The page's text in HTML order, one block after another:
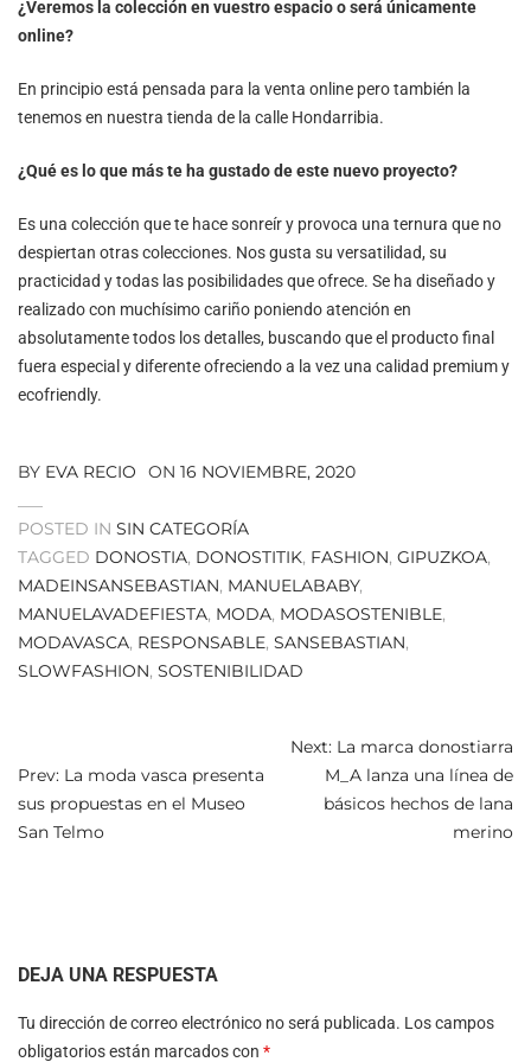
¿Veremos la colección en vuestro espacio o será únicamente
online?
En principio está pensada para la venta online pero también la
tenemos en nuestra tienda de la calle Hondarribia.
¿Qué es lo que más te ha gustado de este nuevo proyecto?
Es una colección que te hace sonreír y provoca una ternura que no
despiertan otras colecciones. Nos gusta su versatilidad, su
practicidad y todas las posibilidades que ofrece. Se ha diseñado y
realizado con muchísimo cariño poniendo atención en
absolutamente todos los detalles, buscando que el producto final
fuera especial y diferente ofreciendo a la vez una calidad premium y
ecofriendly.
BY EVA RECIO ON 16 NOVIEMBRE, 2020
POSTED IN SIN CATEGORÍA
TAGGED DONOSTIA, DONOSTITIK, FASHION, GIPUZKOA,
MADEINSANSEBASTIAN, MANUELABABY,
MANUELAVADEFIESTA, MODA, MODASOSTENIBLE,
MODAVASCA, RESPONSABLE, SANSEBASTIAN,
SLOWFASHION, SOSTENIBILIDAD
DE
ENTRADAS
Prev: La moda vasca presenta
sus propuestas en el Museo
San Telmo
Next: La marca donostiarra
M_A lanza una línea de
básicos hechos de lana
merino
DEJA UNA RESPUESTA
Tu dirección de correo electrónico no será publicada. Los campos
obligatorios están marcados con *